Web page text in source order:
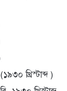
খ্রিস্টাব্দ )